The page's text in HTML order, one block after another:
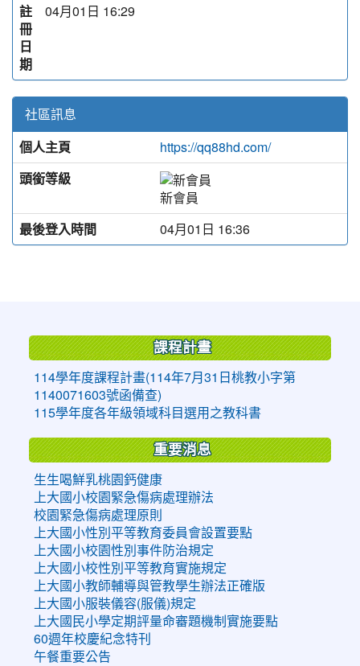
註
冊
日
期
04月01日 16:29
社區訊息
個人主頁
https://qq88hd.com/
頭銜等級
新會員
最後登入時間
04月01日 16:36
課程計畫
114學年度課程計畫(114年7月31日桃教小字第
1140071603號函備查)
115學年度各年級領域科目選用之教科書
重要消息
生生喝鮮乳桃園鈣健康
上大國小校園緊急傷病處理辦法
校園緊急傷病處理原則
上大國小性別平等教育委員會設置要點
上大國小校園性別事件防治規定
上大國小校性別平等教育實施規定
上大國小教師輔導與管教學生辦法正確版
上大國小服裝儀容(服儀)規定
上大國民小學定期評量命審題機制實施要點
60週年校慶紀念特刊
午餐重要公告